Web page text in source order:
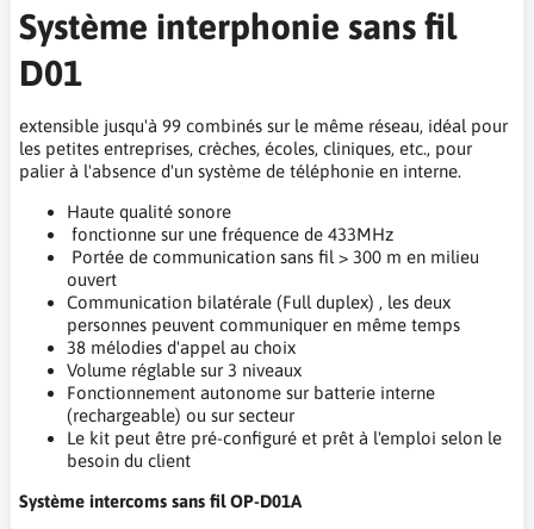
Système interphonie sans fil
D01
extensible jusqu'à 99 combinés sur le même réseau, idéal pour
les petites entreprises, crèches, écoles, cliniques, etc., pour
palier à l'absence d'un système de téléphonie en interne.
Haute qualité sonore
fonctionne sur une fréquence de 433MHz
Portée de communication sans fil > 300 m en milieu
ouvert
Communication bilatérale (Full duplex) , les deux
personnes peuvent communiquer en même temps
38 mélodies d'appel au choix
Volume réglable sur 3 niveaux
Fonctionnement autonome sur batterie interne
(rechargeable) ou sur secteur
Le kit peut être pré-configuré et prêt à l'emploi selon le
besoin du client
Système intercoms sans fil OP-D01A